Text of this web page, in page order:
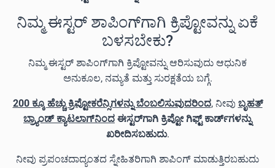
ನಿಮ್ಮ ಈಸ್ಟರ್ ಶಾಪಿಂಗ್‌ಗಾಗಿ ಕ್ರಿಪ್ಟೋವನ್ನು ಏಕೆ
ಬಳಸಬೇಕು?
ನಿಮ್ಮ ಈಸ್ಟರ್ ಶಾಪಿಂಗ್‌ಗಾಗಿ ಕ್ರಿಪ್ಟೋವನ್ನು ಆರಿಸುವುದು ಆಧುನಿಕ
ಅನುಕೂಲ, ನಮ್ಯತೆ ಮತ್ತು ಸುರಕ್ಷತೆಯ ಬಗ್ಗೆ.
200 ಕ್ಕೂ ಹೆಚ್ಚು ಕ್ರಿಪ್ಟೋಕರೆನ್ಸಿಗಳನ್ನು ಬೆಂಬಲಿಸುವುದರಿಂದ, ನೀವು ಬೃಹತ್
ಬ್ರ್ಯಾಂಡ್ ಕ್ಯಾಟಲಾಗ್‌ನಿಂದ ಈಸ್ಟರ್‌ಗಾಗಿ ಕ್ರಿಪ್ಟೋ ಗಿಫ್ಟ್ ಕಾರ್ಡ್‌ಗಳನ್ನು
ಖರೀದಿಸಬಹುದು.
ನೀವು ಪ್ರಪಂಚದಾದ್ಯಂತದ ಸ್ನೇಹಿತರಿಗಾಗಿ ಶಾಪಿಂಗ್ ಮಾಡುತ್ತಿರಬಹುದು